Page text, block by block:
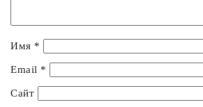
Имя *
Email *
Сайт